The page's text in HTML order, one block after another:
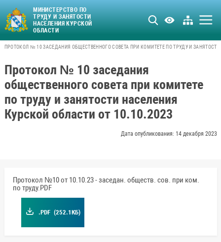
МИНИСТЕРСТВО ПО
ТРУДУ И ЗАНЯТОСТИ
НАСЕЛЕНИЯ КУРСКОЙ
ОБЛАСТИ
ПРОТОКОЛ № 10 ЗАСЕДАНИЯ ОБЩЕСТВЕННОГО СОВЕТА ПРИ КОМИТЕТЕ ПО ТРУДУ И
Протокол № 10 заседания
общественного совета при комитете
по труду и занятости населения
Курской области от 10.10.2023
Дата опубликования: 14 декабря 2023
Протокол №10 от 10.10.23 - заседан. обществ. сов. при ком.
по труду.PDF
.PDF (252.1КБ)